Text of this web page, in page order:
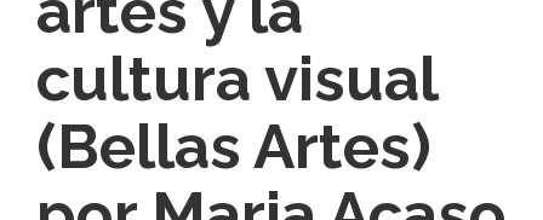
cultura visual
(Bellas Artes)